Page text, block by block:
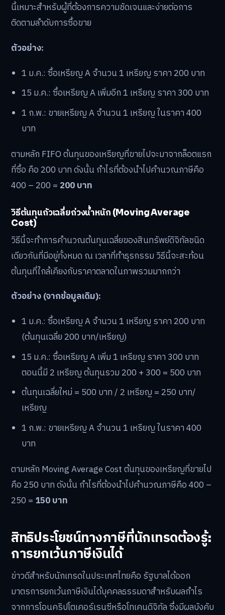
นี้เหมาะสำหรับผู้ที่ต้องการความชัดเจนและง่ายต่อการ
ติดตามลำดับการซื้อขาย
ตัวอย่าง:
1 ม.ค.: ซื้อเหรียญ A จำนวน 1 เหรียญ ราคา 200 บาท
15 ม.ค.: ซื้อเหรียญ A เพิ่มอีก 1 เหรียญ ราคา 300 บาท
1 ก.พ.: ขายเหรียญ A จำนวน 1 เหรียญ ในราคา 400
บาท
ตามหลัก FIFO ต้นทุนของเหรียญที่ขายไปจะมาจากล็อตแรก
ที่ซื้อ คือ 200 บาท ดังนั้น กำไรที่ต้องนำไปคำนวณภาษีคือ
400 – 200 = 200 บาท
วิธีต้นทุนถัวเฉลี่ยถ่วงน้ำหนัก (Moving Average
Cost)
วิธีนี้จะทำการคำนวณต้นทุนเฉลี่ยของสินทรัพย์ดิจิทัลชนิด
เดียวกันที่มีอยู่ทั้งหมด ณ เวลาที่ทำธุรกรรม วิธีนี้จะสะท้อน
ต้นทุนที่ใกล้เคียงกับราคาตลาดในภาพรวมมากกว่า
ตัวอย่าง (จากข้อมูลเดิม):
1 ม.ค.: ซื้อเหรียญ A จำนวน 1 เหรียญ ราคา 200 บาท
(ต้นทุนเฉลี่ย 200 บาท/เหรียญ)
15 ม.ค.: ซื้อเหรียญ A เพิ่ม 1 เหรียญ ราคา 300 บาท
ตอนนี้มี 2 เหรียญ ต้นทุนรวม 200 + 300 = 500 บาท
ต้นทุนเฉลี่ยใหม่ = 500 บาท / 2 เหรียญ = 250 บาท/
เหรียญ
1 ก.พ.: ขายเหรียญ A จำนวน 1 เหรียญ ในราคา 400
บาท
ตามหลัก Moving Average Cost ต้นทุนของเหรียญที่ขายไป
คือ 250 บาท ดังนั้น กำไรที่ต้องนำไปคำนวณภาษีคือ 400 –
250 = 150 บาท
สิทธิประโยชน์ทางภาษีที่นักเทรดต้องรู้:
การยกเว้นภาษีเงินได้
ข่าวดีสำหรับนักเทรดในประเทศไทยคือ รัฐบาลได้ออก
มาตรการยกเว้นภาษีเงินได้บุคคลธรรมดาสำหรับผลกำไร
จากการโอนคริปโตเคอร์เรนซีหรือโทเคนดิจิทัล ซึ่งมีผลบังคับ